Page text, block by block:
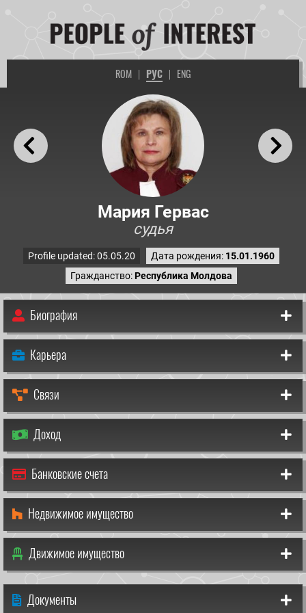
ROM | РУС | ENG
Мария Гервас
судья
Profile updated: 05.05.20 Дата рождения: 15.01.1960
Гражданство:Республика Молдова
Биография
Карьера
Связи
Доход
Банковские счета
Недвижимое имущество
Движимое имущество
Документы